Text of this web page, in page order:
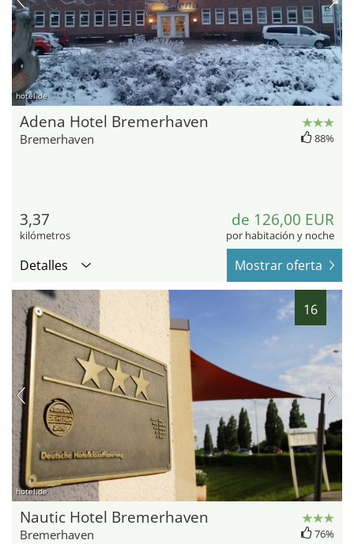
hotel.de
Adena Hotel Bremerhaven
Bremerhaven 88%
3,37
kilómetros
de 126,00 EUR
por habitación y noche
Detalles Mostrar oferta
16
hotel.de
Nautic Hotel Bremerhaven
Bremerhaven 76%